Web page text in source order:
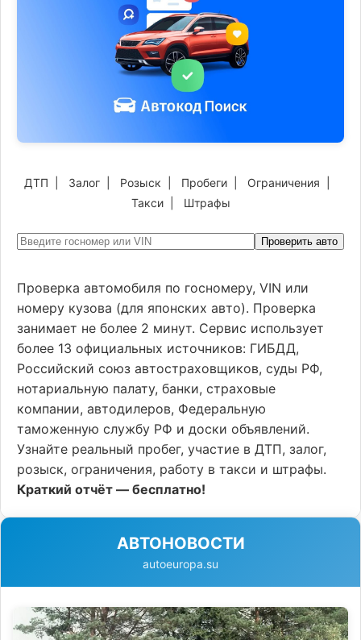
ДТП Залог Розыск Пробеги Ограничения
Такси| Штрафы
Проверить авто
Проверка автомобиля по госномеру, VIN или
номеру кузова (для японских авто). Проверка
занимает не более 2 минут. Сервис использует
более 13 официальных источников: ГИБДД,
Российский союз автостраховщиков, суды РФ,
нотариальную палату, банки, страховые
компании, автодилеров, Федеральную
таможенную службу РФ и доски объявлений.
Узнайте реальный пробег, участие в ДТП, залог,
розыск, ограничения, работу в такси и штрафы.
Краткий отчёт — бесплатно!
АВТОНОВОСТИ
autoeuropa.su